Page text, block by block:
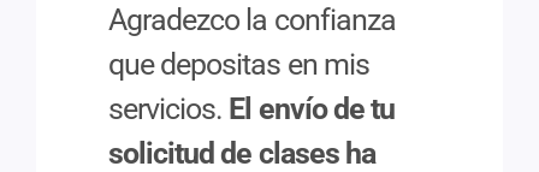
Agradezco la confianza
que depositas en mis
servicios. El envío de tu
solicitud de clases ha